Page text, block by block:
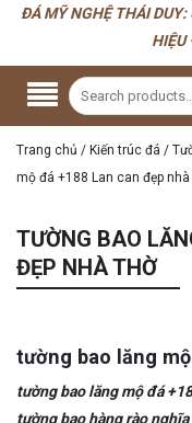
ĐÁ MỸ NGHỆ THÁI
HIỆU
Trang chủ / Kiến trúc đá /
mộ đá +188 Lan can đẹp
TƯỜNG BAO
ĐẸP NHÀ THỜ
tường bao lăng
tường bao lăng mộ đá
tường bao hàng rào